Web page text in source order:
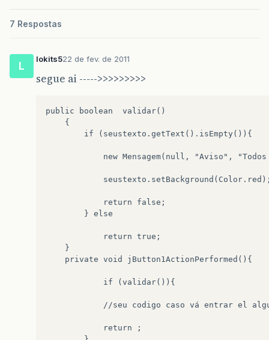
7 Respostas
L
lokits522 de fev. de 2011
segue ai ----->>>>>>>>>
public boolean  validar()
    {
    }
    private void jButton1ActionPerformed(){